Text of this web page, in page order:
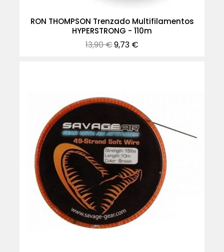
RON THOMPSON Trenzado Multifilamentos
HYPERSTRONG - 110m
Precio
normal
13,90 €Precio
9,73 €